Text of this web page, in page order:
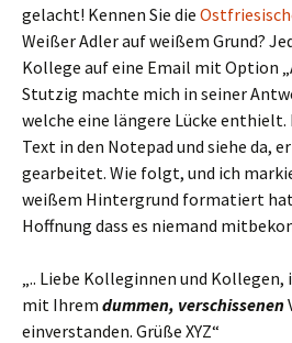
gelacht! Kennen Sie die
Weißer Adler auf weißem Grund?
Kollege auf eine Email mit Option
Stutzig machte mich in seiner
welche eine längere Lücke
Text in den Notepad und siehe da,
gearbeitet. Wie folgt, und ich
weißem Hintergrund formatiert
Hoffnung dass es niemand
„.. Liebe Kolleginnen und
mit Ihrem dummen, verschissenen
einverstanden. Grüße XYZ“